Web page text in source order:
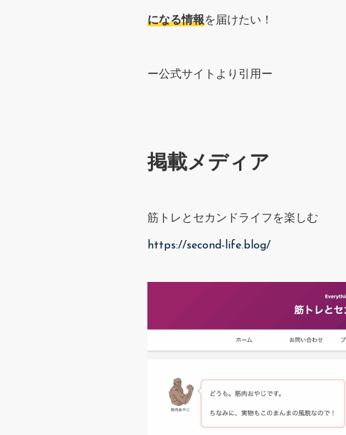
になる情報を届けたい！
ー公式サイトより引用ー
掲載メディア
筋トレとセカンドライフを楽しむ
https://second-life.blog/